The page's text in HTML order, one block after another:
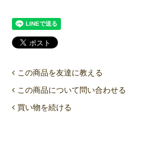
この商品を友達に教える
この商品について問い合わせる
買い物を続ける